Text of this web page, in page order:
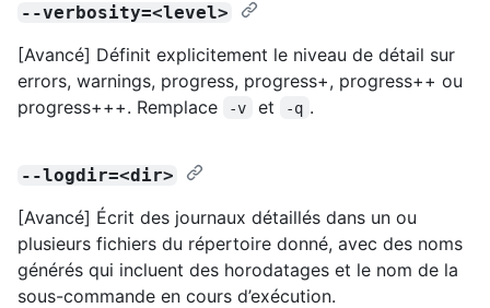
--verbosity=<level>
[Avancé] Définit explicitement le niveau de détail sur
errors, warnings, progress, progress+, progress++ ou
progress+++. Remplace
-v et -q .
--logdir=<dir>
[Avancé] Écrit des journaux détaillés dans un ou
plusieurs fichiers du répertoire donné, avec des noms
générés qui incluent des horodatages et le nom de la
sous-commande en cours d’exécution.